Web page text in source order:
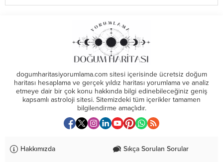
dogumharitasiyorumlama.com sitesi içerisinde ücretsiz doğum
haritası hesaplama ve gerçek yıldız haritası yorumlama ve analiz
etmeye dair bir çok konu hakkında bilgi edinebileceğiniz geniş
kapsamlı astroloji sitesi. Sitemizdeki tüm içerikler tamamen
bilgilendirme amaçlıdır.
Hakkımızda Sıkça Sorulan Sorular